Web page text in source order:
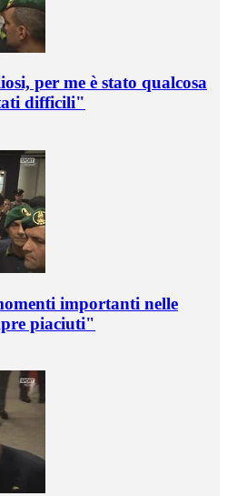
per me è stato qualcosa
difficili"
importanti nelle
piaciuti"